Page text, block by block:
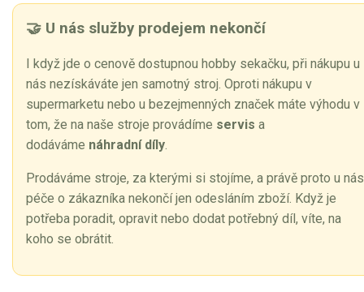
🤝 U nás služby prodejem nekončí
I když jde o cenově dostupnou hobby sekačku, při nákupu u
nás nezískáváte jen samotný stroj. Oproti nákupu v
supermarketu nebo u bezejmenných značek máte výhodu v
tom, že na naše stroje provádíme servis a
dodáváme náhradní díly.
Prodáváme stroje, za kterými si stojíme, a právě proto u nás
péče o zákazníka nekončí jen odesláním zboží. Když je
potřeba poradit, opravit nebo dodat potřebný díl, víte, na
koho se obrátit.